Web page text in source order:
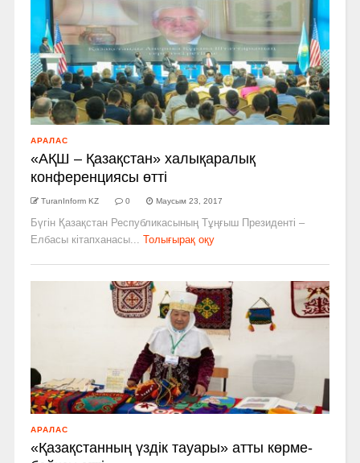
АРАЛАС
«АҚШ – Қазақстан» халықаралық
конференциясы өтті
TuranInform KZ 0 Маусым 23, 2017
Бүгін Қазақстан Республикасының Тұңғыш Президенті –
Елбасы кітапханасы...
Толығырақ оқу
АРАЛАС
«Қазақстанның үздік тауары» атты көрме­-